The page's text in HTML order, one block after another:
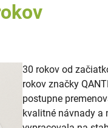
30 rokov od
rokov značky
postupne
kvalitné návnady a